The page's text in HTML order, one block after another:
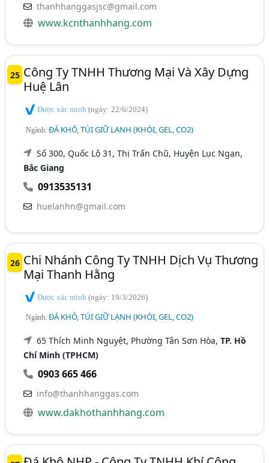
thanhhanggasjsc@gmail.com
www.kcnthanhhang.com
25 Công Ty TNHH Thương Mại Và Xây Dựng
Huệ Lân
Được xác minh(ngày: 22/6/2024)
Ngành:ĐÁ KHÔ, TÚI GIỮ LẠNH (KHÓI, GEL, CO2)
Số 300, Quốc Lộ 31, Thị Trấn Chũ, Huyện Lục Ngạn,
Bắc Giang
0913535131
huelanhn@gmail.com
26 Chi Nhánh Công Ty TNHH Dịch Vụ Thương
Mại Thanh Hằng
Được xác minh(ngày: 19/3/2026)
Ngành:ĐÁ KHÔ, TÚI GIỮ LẠNH (KHÓI, GEL, CO2)
65 Thích Minh Nguyệt, Phường Tân Sơn Hòa,TP. Hồ
Chí Minh (TPHCM)
0903 665 466
info@thanhhanggas.com
www.dakhothanhhang.com